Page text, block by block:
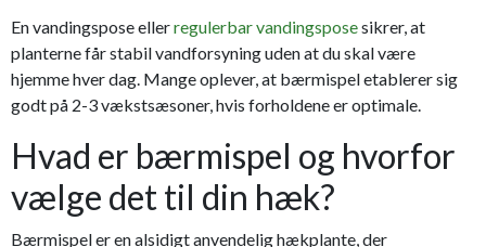
En vandingspose ellerregulerbar vandingsposesikrer, at
planterne får stabil vandforsyning uden at du skal være
hjemme hver dag. Mange oplever, at bærmispel etablerer sig
godt på 2-3 vækstsæsoner, hvis forholdene er optimale.
Hvad er bærmispel og hvorfor
vælge det til din hæk?
Bærmispel er en alsidigt anvendelig hækplante, der